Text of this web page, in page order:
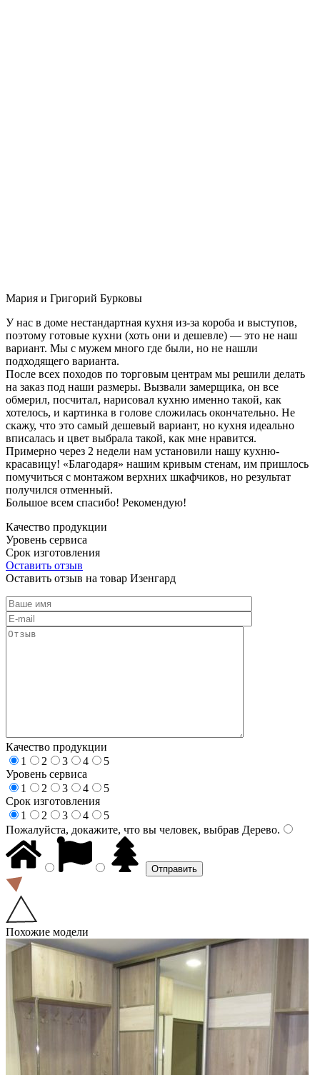
Мария и Григорий Бурковы
У нас в доме нестандартная кухня из-за короба и выступов,
поэтому готовые кухни (хоть они и дешевле) — это не наш
вариант. Мы с мужем много где были, но не нашли
подходящего варианта.
После всех походов по торговым центрам мы решили делать
на заказ под наши размеры. Вызвали замерщика, он все
обмерил, посчитал, нарисовал кухню именно такой, как
хотелось, и картинка в голове сложилась окончательно. Не
скажу, что это самый дешевый вариант, но кухня идеально
вписалась и цвет выбрала такой, как мне нравится.
Примерно через 2 недели нам установили нашу кухню-
красавицу! «Благодаря» нашим кривым стенам, им пришлось
помучиться с монтажом верхних шкафчиков, но результат
получился отменный.
Большое всем спасибо! Рекомендую!
Качество продукции
Уровень сервиса
Срок изготовления
Оставить отзыв
Оставить отзыв на товар Изенгард
Качество продукции
1
2 3 4
5
Уровень сервиса
1
2 3 4
5
Срок изготовления
1
2 3 4
5
Пожалуйста, докажите, что вы человек, выбрав Дерево.
Похожие модели